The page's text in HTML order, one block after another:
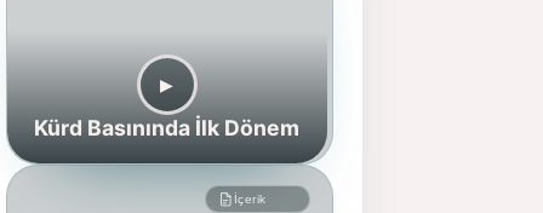
▶︎
Kürd Basınında İlk Dönem
İçerik